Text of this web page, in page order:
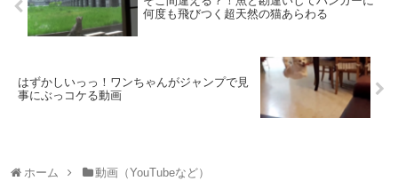
何度も飛びつく超天然の猫あらわる
はずかしいっっ！ワンちゃんがジャンプで見
事にぶっコケる動画
ホーム 動画（YouTubeなど）